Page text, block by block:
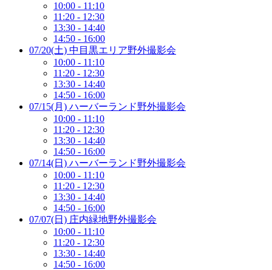
10:00 - 11:10
11:20 - 12:30
13:30 - 14:40
14:50 - 16:00
07/20(土) 中目黒エリア野外撮影会
10:00 - 11:10
11:20 - 12:30
13:30 - 14:40
14:50 - 16:00
07/15(月) ハーバーランド野外撮影会
10:00 - 11:10
11:20 - 12:30
13:30 - 14:40
14:50 - 16:00
07/14(日) ハーバーランド野外撮影会
10:00 - 11:10
11:20 - 12:30
13:30 - 14:40
14:50 - 16:00
07/07(日) 庄内緑地野外撮影会
10:00 - 11:10
11:20 - 12:30
13:30 - 14:40
14:50 - 16:00